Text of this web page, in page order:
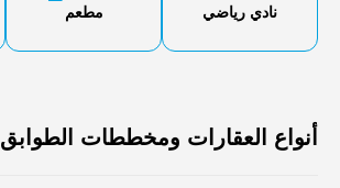
نادي رياضي مطعم
أنواع العقارات ومخططات الطوابق